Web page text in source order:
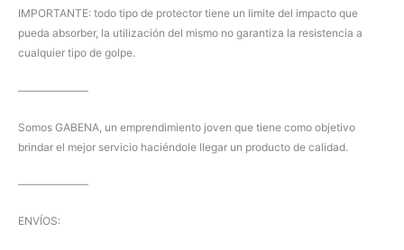
IMPORTANTE: todo tipo de protector tiene un limite del impacto que
pueda absorber, la utilización del mismo no garantiza la resistencia a
cualquier tipo de golpe.
——————–
Somos GABENA, un emprendimiento joven que tiene como objetivo
brindar el mejor servicio haciéndole llegar un producto de calidad.
——————–
ENVÍOS: